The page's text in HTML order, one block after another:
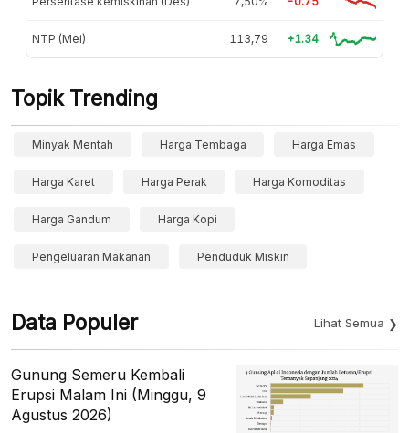
NTP (Mei) 113,79 +1.34
Topik Trending
Minyak Mentah Harga Tembaga Harga Emas
Harga Karet Harga Perak Harga Komoditas
Harga Gandum Harga Kopi
Pengeluaran Makanan Penduduk Miskin
Data Populer Lihat Semua
Gunung Semeru Kembali
Erupsi Malam Ini (Minggu, 9
Agustus 2026)